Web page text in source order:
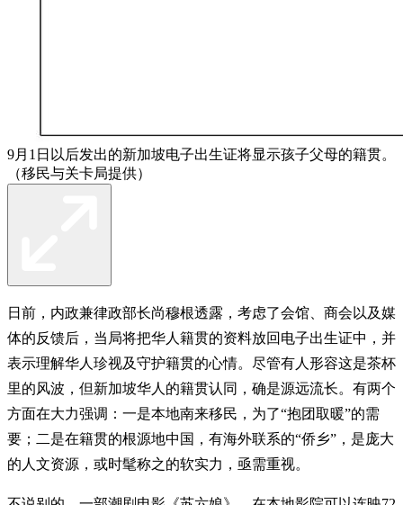
9月1日以后发出的新加坡电子出生证将显示孩子父母的籍贯。
（移民与关卡局提供）
日前，内政兼律政部长尚穆根透露，考虑了会馆、商会以及媒
体的反馈后，当局将把华人籍贯的资料放回电子出生证中，并
表示理解华人珍视及守护籍贯的心情。尽管有人形容这是茶杯
里的风波，但新加坡华人的籍贯认同，确是源远流长。有两个
方面在大力强调：一是本地南来移民，为了“抱团取暖”的需
要；二是在籍贯的根源地中国，有海外联系的“侨乡”，是庞大
的人文资源，或时髦称之的软实力，亟需重视。